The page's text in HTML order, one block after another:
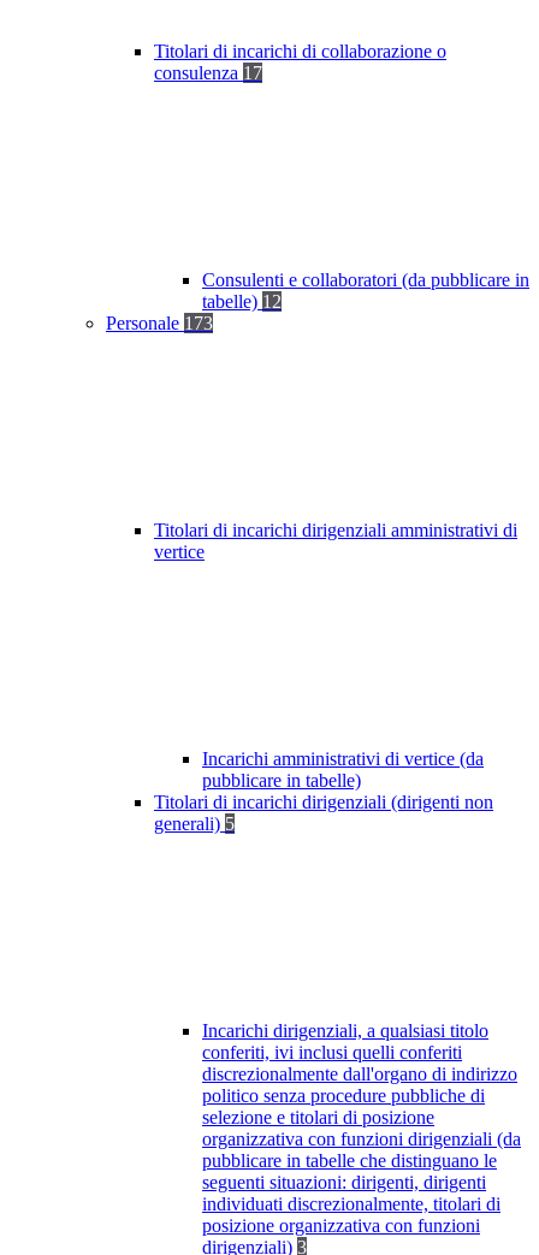
Titolari di incarichi di collaborazione o
consulenza 17
Consulenti e collaboratori (da pubblicare in
tabelle) 12
Personale 173
Titolari di incarichi dirigenziali amministrativi di
vertice
Incarichi amministrativi di vertice (da
pubblicare in tabelle)
Titolari di incarichi dirigenziali (dirigenti non
generali) 5
Incarichi dirigenziali, a qualsiasi titolo
conferiti, ivi inclusi quelli conferiti
discrezionalmente dall'organo di indirizzo
politico senza procedure pubbliche di
selezione e titolari di posizione
organizzativa con funzioni dirigenziali (da
pubblicare in tabelle che distinguano le
seguenti situazioni: dirigenti, dirigenti
individuati discrezionalmente, titolari di
posizione organizzativa con funzioni
dirigenziali) 3